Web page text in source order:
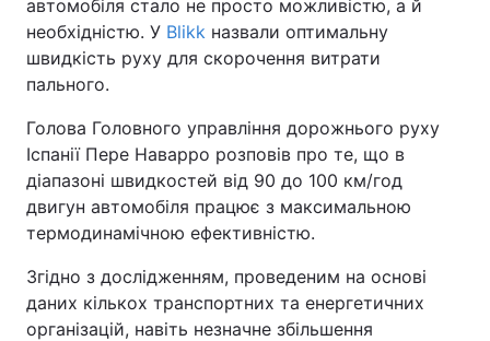
Економіка
Спорт Наука
Техно і зв'язок
Зброя Інциденти
Здоров'я Туризм
Екологія Регіони
автомобіля стало не просто можливістю, а й
необхідністю. У Blikk назвали оптимальну
швидкість руху для скорочення витрати
пального.
Голова Головного управління дорожнього руху
Іспанії Пере Наварро розповів про те, що в
діапазоні швидкостей від 90 до 100 км/год
двигун автомобіля працює з максимальною
термодинамічною ефективністю.
Згідно з дослідженням, проведеним на основі
даних кількох транспортних та енергетичних
організацій, навіть незначне збільшення